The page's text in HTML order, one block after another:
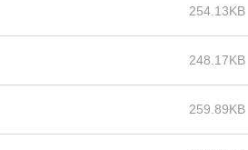
254.13KB
248.17KB
259.89KB